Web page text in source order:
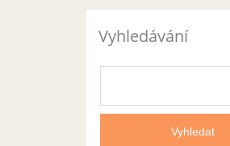
Vyhledávání